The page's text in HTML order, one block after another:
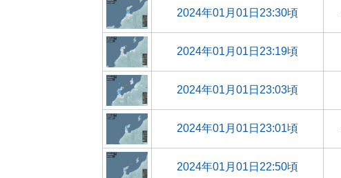
2024年01月01日23:30頃
2024年01月01日23:19頃
2024年01月01日23:03頃
2024年01月01日23:01頃
2024年01月01日22:50頃